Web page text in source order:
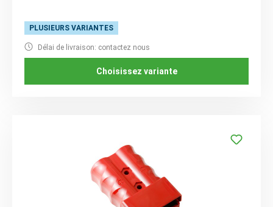
PLUSIEURS VARIANTES
Délai de livraison: contactez nous
Choisissez variante